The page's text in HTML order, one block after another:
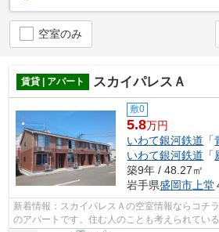
空室のみ
賃貸 | アパート スカイパレスＡ
敷0
5.8万円
いわて銀河鉄道 「
いわて銀河鉄道 「
築9年 / 48.27㎡
岩手県盛岡市上堂
新着情報：スカイパレスＡの空室情報ならコチ
のアパートです。住む人のことも考えられてい